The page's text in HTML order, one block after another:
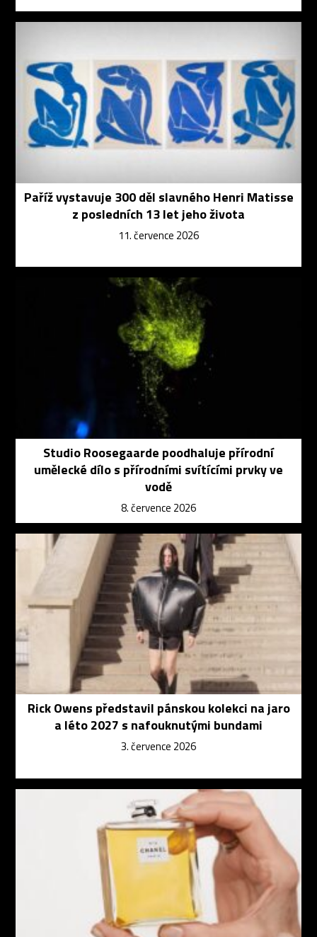
Paříž vystavuje 300 děl slavného Henri Matisse
z posledních 13 let jeho života
11. července 2026
Studio Roosegaarde poodhaluje přírodní
umělecké dílo s přírodními svítícími prvky ve
vodě
8. července 2026
Rick Owens představil pánskou kolekci na jaro
a léto 2027 s nafouknutými bundami
3. července 2026